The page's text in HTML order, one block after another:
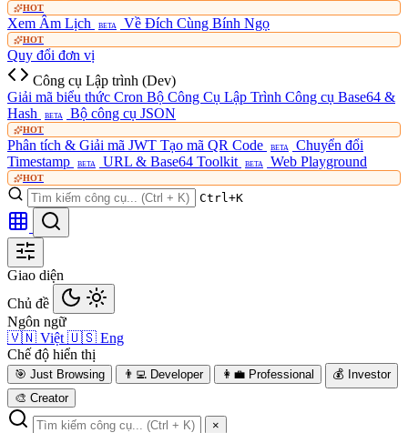
HOT
Xem Âm Lịch BETA Về Đích Cùng Bính Ngọ
HOT
Quy đổi đơn vị
Công cụ Lập trình (Dev)
Giải mã biểu thức Cron Bộ Công Cụ Lập Trình Công cụ Base64 &
Hash
BETA Bộ công cụ JSON
HOT
Phân tích & Giải mã JWT Tạo mã QR Code BETA
Chuyển đổi
Timestamp
BETA URL & Base64 Toolkit BETA Web Playground
HOT
Ctrl+K
Giao diện
Chủ đề
Ngôn ngữ
🇻🇳 Việt 🇺🇸 Eng
Chế độ hiển thị
🎯 Just Browsing 👨‍💻 Developer 👩‍💼 Professional 💰 Investor
🎨 Creator
×